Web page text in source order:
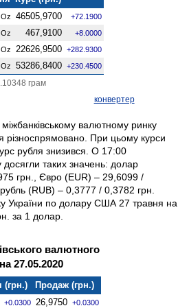
Oz 46505,9700 +72.1900
Oz 467,9100 +8.0000
Oz 22626,9500 +282.9300
Oz 53286,8400 +230.4500
грам
конвертер
валютному ринку
різноспрямовано. При цьому курси
рубля знизився. О 17:00
таких значень: долар
грн., Євро (EUR) – 29,6099 /
(RUB) – 0,3777 / 0,3782 грн.
України по долару США 27 травня на
за 1 долар.
валютного
27.05.2020
(грн.)
Продаж (грн.)
+0.0300 26,9750 +0.0300